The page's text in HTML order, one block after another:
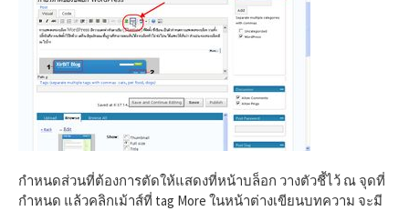
กำหนดส่วนที่ต้องการตัดให้แสดงที่หน้าบล็อก วางตัวชี้ไว้ ณ จุดที่
กำหนด แล้วคลิกเม้าส์ที่ tag More ในหน้าต่างเขียนบทความ จะมี